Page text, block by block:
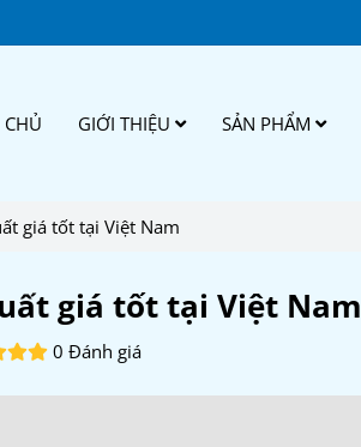
CHỦ GIỚI THIỆU SẢN PHẨM
giá tốt tại Việt Nam
giá tốt tại Việt Nam
0 Đánh giá